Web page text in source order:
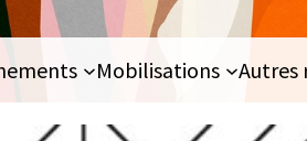
Mobilisations Autres